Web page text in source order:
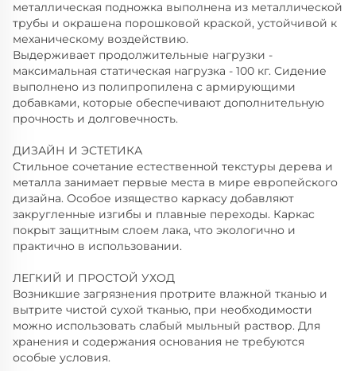
металлическая подножка выполнена из металлической
трубы и окрашена порошковой краской, устойчивой к
механическому воздействию.
Выдерживает продолжительные нагрузки -
максимальная статическая нагрузка - 100 кг. Сидение
выполнено из полипропилена с армирующими
добавками, которые обеспечивают дополнительную
прочность и долговечность.
ДИЗАЙН И ЭСТЕТИКА
Стильное сочетание естественной текстуры дерева и
металла занимает первые места в мире европейского
дизайна. Особое изящество каркасу добавляют
закругленные изгибы и плавные переходы. Каркас
покрыт защитным слоем лака, что экологично и
практично в использовании.
ЛЕГКИЙ И ПРОСТОЙ УХОД
Возникшие загрязнения протрите влажной тканью и
вытрите чистой сухой тканью, при необходимости
можно использовать слабый мыльный раствор. Для
хранения и содержания основания не требуются
особые условия.